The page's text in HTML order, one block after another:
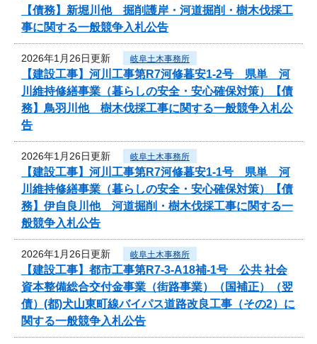
【債務】新堀川他 掘削護岸・河道掘削・樹木伐採工
事に関する一般競争入札公告
2026年1月26日更新 岐阜土木事務所
【建設工事】河川工事第R7河修暮安1-2号 県単 河
川維持修繕事業（暮らしの安全・安心確保対策）【債
務】鳥羽川他 樹木伐採工事に関する一般競争入札公
告
2026年1月26日更新 岐阜土木事務所
【建設工事】河川工事第R7河修暮安1-1号 県単 河
川維持修繕事業（暮らしの安全・安心確保対策）【債
務】伊自良川他 河道掘削・樹木伐採工事に関する一
般競争入札公告
2026年1月26日更新 岐阜土木事務所
【建設工事】都市工事第R7-3-A18補-1号 公共 社会
資本整備総合交付金事業（街路事業）（国補正）（翌
債）(都)犬山東町線バイパス道路改良工事（その2）に
関する一般競争入札公告